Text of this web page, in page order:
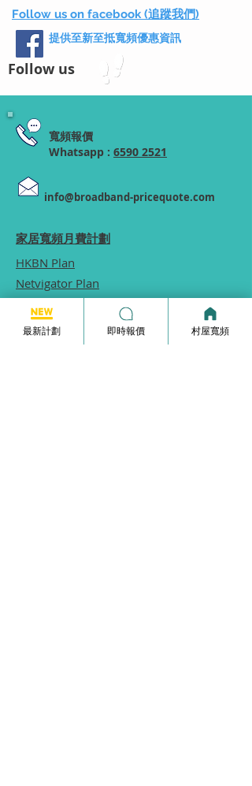
Follow us on facebook (追蹤我們)
提供至新至抵寬頻優惠資訊
Follow us
寬頻報價
Whatsapp : 6590 2521
info@broadband-pricequote.com
家居寬頻月費計劃
HKBN Plan
Netvigator Plan
HGC Plan
村屋寬頻
最新計劃 即時報價 村屋寬頻